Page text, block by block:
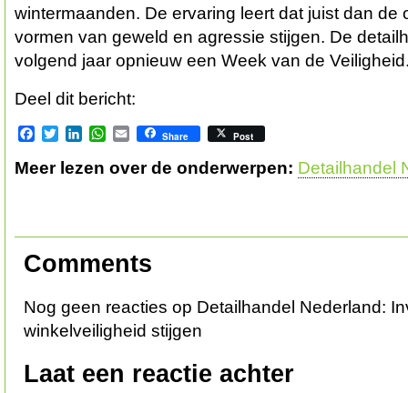
wintermaanden. De ervaring leert dat juist dan de
vormen van geweld en agressie stijgen. De
volgend jaar opnieuw een Week van de
Deel dit bericht:
Facebook
TwitterLinkedInWhatsApp
EmailShare Post
Meer lezen over de onderwerpen: Detailhandel
Comments
Nog geen reacties op Detailhandel Nederland:
winkelveiligheid stijgen
Laat een reactie achter